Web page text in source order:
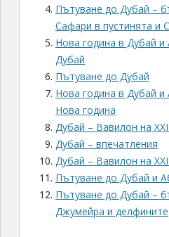
Пътуване до Дубай –
Сафари в пустинята и
Нова година в Дубай
Дубай
Пътуване до Дубай
Нова година в Дубай
Нова година
Дубай – Вавилон на
Дубай – впечатления
Дубай – Вавилон на
Пътуване до Дубай и
Пътуване до Дубай –
Джумейра и делфините